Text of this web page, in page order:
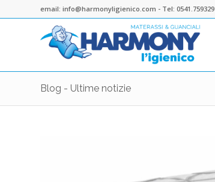
email: info@harmonyligienico.com - Tel: 0541.759329
Blog - Ultime notizie